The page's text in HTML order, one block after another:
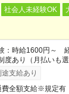
社会人未経験OK
：時給1600円～
度あり（月払いも
支払いとなります。
支給あり
費全額支給※規定有